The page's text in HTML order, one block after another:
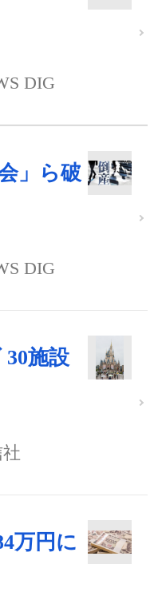
DIG
」ら破
DIG
施設
万円に